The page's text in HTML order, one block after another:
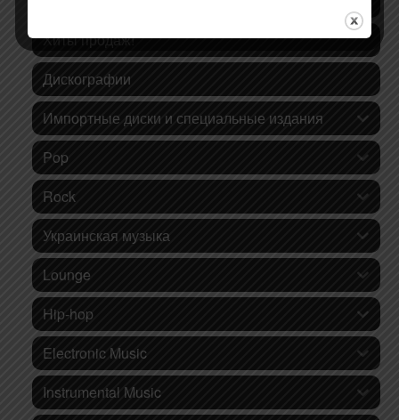
Хиты продаж!
Дискографии
Импортные диски и специальные издания
Pop
Rock
Украинская музыка
Lounge
Hip-hop
Electronic Music
Instrumental Music